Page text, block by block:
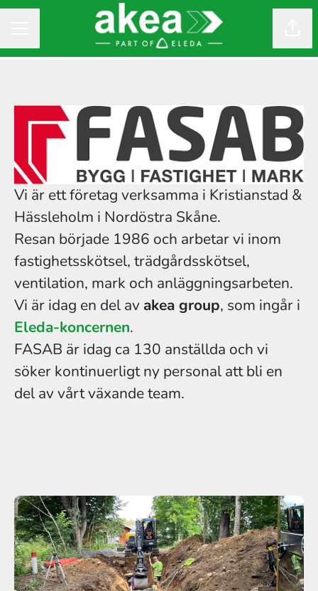
Vi är ett företag verksamma i Kristianstad &
Hässleholm i Nordöstra Skåne.
Resan började 1986 och arbetar vi inom
fastighetsskötsel, trädgårdsskötsel,
ventilation, mark och anläggningsarbeten.
Vi är idag en del av akea group, som ingår i
Eleda-koncernen.
FASAB är idag ca 130 anställda och vi
söker kontinuerligt ny personal att bli en
del av vårt växande team.